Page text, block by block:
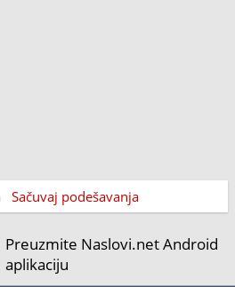
Sačuvaj podešavanja
Preuzmite Naslovi.net Android
aplikaciju